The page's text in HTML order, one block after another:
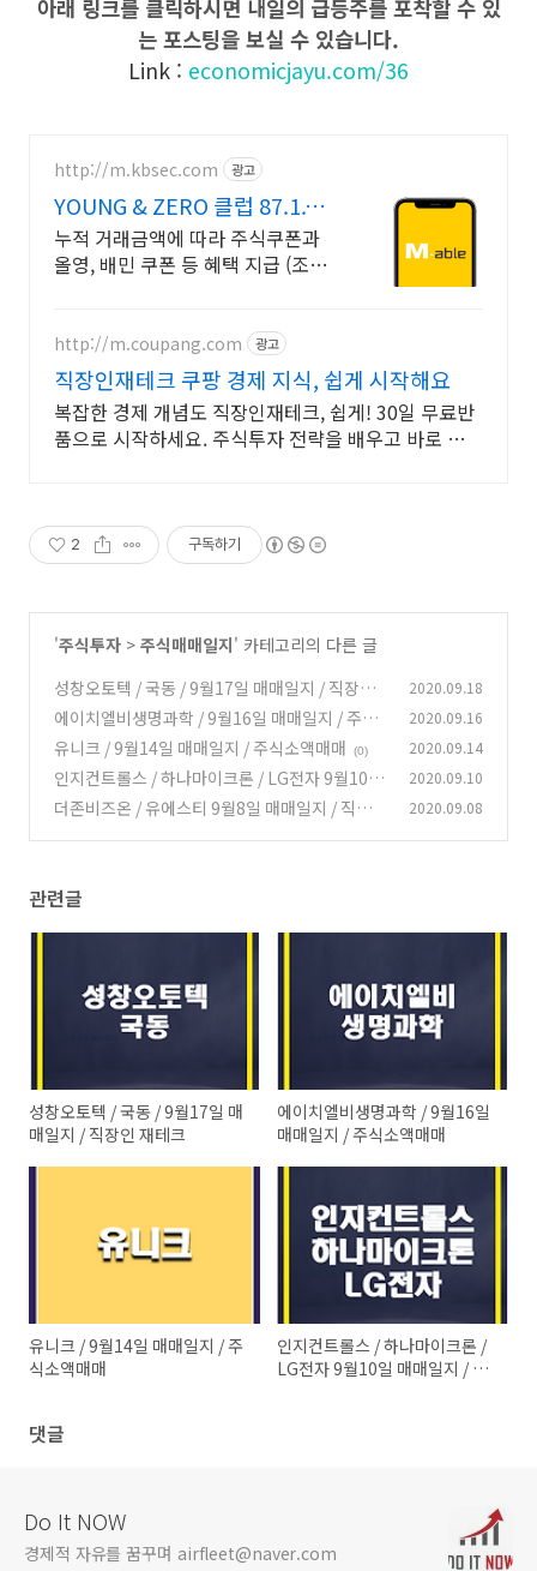
아래 링크를 클릭하시면 내일의 급등주를 포착할 수 있
는 포스팅을 보실 수 있습니다.
Link : economicjayu.com/36
http://m.kbsec.com 광고
YOUNG & ZERO 클럽 87.1.1이
후 출생 대상
누적 거래금액에 따라 주식쿠폰과
올영, 배민 쿠폰 등 혜택 지급 (조건
건 충족 시)
http://m.coupang.com 광고
직장인재테크 쿠팡 경제 지식, 쉽게 시작해요
복잡한 경제 개념도 직장인재테크, 쉽게! 30일 무료반
품으로 시작하세요. 주식투자 전략을 배우고 바로 실
2 구독하기
'주식투자 > 주식매매일지' 카테고리의 다른 글
성창오토텍 / 국동 / 9월17일 매매일지 / 직장인
재테크
(0)
2020.09.18
에이치엘비생명과학 / 9월16일 매매일지 / 주식
소액매매
(0)
2020.09.16
유니크 / 9월14일 매매일지 / 주식소액매매 (0) 2020.09.14
인지컨트롤스 / 하나마이크론 / LG전자 9월10일
매매일지 / 직장인재테크 (0)
2020.09.10
더존비즈온 / 유에스티 9월8일 매매일지 / 직장인
2020.09.08
관련글
성창오토텍 / 국동 / 9월17일 매
매일지 / 직장인 재테크
에이치엘비생명과학 / 9월16일
매매일지 / 주식소액매매
유니크 / 9월14일 매매일지 / 주
식소액매매
인지컨트롤스 / 하나마이크론 /
LG전자 9월10일 매매일지 / 직
댓글
Do It NOW
경제적 자유를 꿈꾸며 airfleet@naver.com